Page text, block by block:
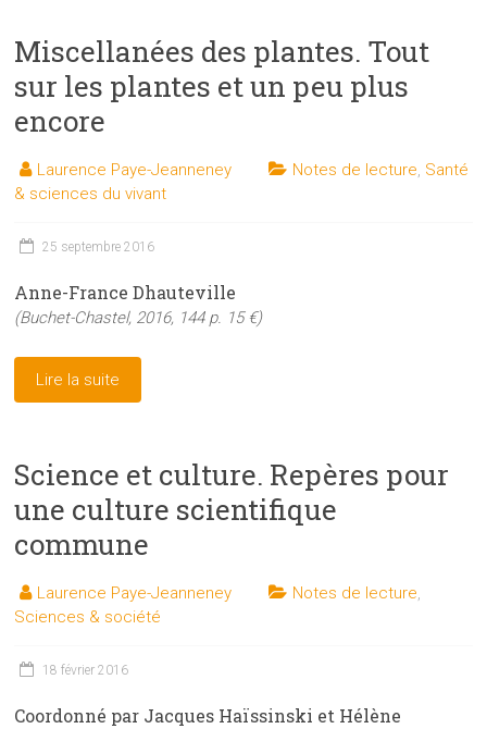
Miscellanées des plantes. Tout
sur les plantes et un peu plus
encore
Laurence Paye-Jeanneney Notes de lecture, Santé
& sciences du vivant
25 septembre 2016
Anne-France Dhauteville
(Buchet-Chastel, 2016, 144 p. 15 €)
Lire la suite
Science et culture. Repères pour
une culture scientifique
commune
Laurence Paye-Jeanneney Notes de lecture,
Sciences & société
18 février 2016
Coordonné par Jacques Haïssinski et Hélène